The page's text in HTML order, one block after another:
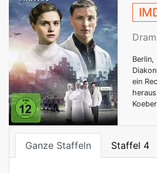
ein
Ganze Staffeln Staffel 4